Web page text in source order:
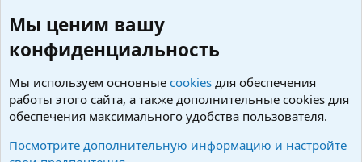
быстрая. Рекомендую!
Войдите или зарегистрируйтесь для ответа.
Сейчас эту тему никто не читает.
Поделиться: ВконтактеОдноклассники
FacebookX (Twitter)
LinkedInRedditPinterest
Tumblr
Мы ценим вашу
конфиденциальность
Мы используем основные cookies для обеспечения
работы этого сайта, а также дополнительные cookies для
обеспечения максимального удобства пользователя.
Посмотрите дополнительную информацию и настройте